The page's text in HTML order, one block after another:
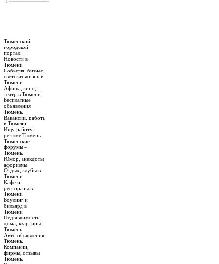
Тюменский
городской
портал.
Новости в
Тюмени.
События, бизнес,
светская жизнь в
Тюмени.
Афиша, кино,
театр в Тюмени.
Бесплатные
объявления
Тюмень.
Вакансии, работа
в Тюмени.
Ищу работу,
резюме Тюмень.
Тюменские
форумы –
Тюмень.
Юмор, анекдоты,
афоризмы.
Отдых, клубы в
Тюмени.
Кафе и
рестораны в
Тюмени.
Боулинг и
бильярд в
Тюмени.
Недвижимость,
дома, квартиры
Тюмень.
Авто объявления
Тюмень.
Компании,
фирмы, отзывы
Тюмень.